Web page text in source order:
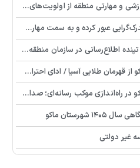
مهارتی منطقه از اولویت‌های اصلی ماست
عبور کرده و به سمت مهارت حرکت می‌کند
در سازمان منطقه آزاد ماکو است
آسیا / ادای احترام ابوالفضل پیشه‌ور به شهدای گمنام
موکب رسانه‌ای؛ صدای مردم از دل تجمعات طنین‌انداز شد
ماکو
غیر دولتی